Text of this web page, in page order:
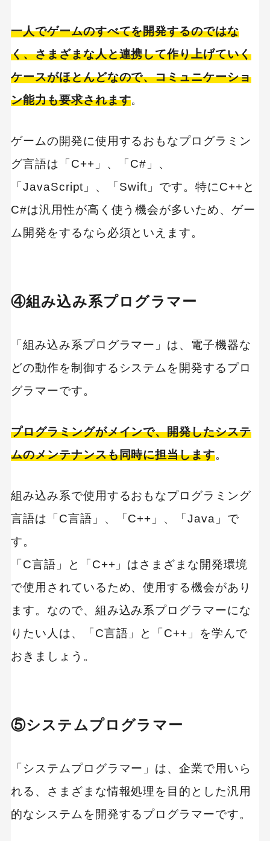
一人でゲームのすべてを開発するのではな
く、さまざまな人と連携して作り上げていく
ケースがほとんどなので、コミュニケーショ
ン能力も要求されます。
ゲームの開発に使用するおもなプログラミン
グ言語は「C++」、「C#」、
「JavaScript」、「Swift」です。特にC++と
C#は汎用性が高く使う機会が多いため、ゲー
ム開発をするなら必須といえます。
④組み込み系プログラマー
「組み込み系プログラマー」は、電子機器な
どの動作を制御するシステムを開発するプロ
グラマーです。
プログラミングがメインで、開発したシステ
ムのメンテナンスも同時に担当します。
組み込み系で使用するおもなプログラミング
言語は「C言語」、「C++」、「Java」で
す。
「C言語」と「C++」はさまざまな開発環境
で使用されているため、使用する機会があり
ます。なので、組み込み系プログラマーにな
りたい人は、「C言語」と「C++」を学んで
おきましょう。
⑤システムプログラマー
「システムプログラマー」は、企業で用いら
れる、さまざまな情報処理を目的とした汎用
的なシステムを開発するプログラマーです。